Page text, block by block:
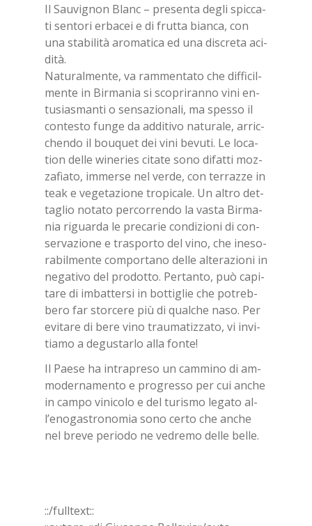
Il Sau­vi­gnon Blanc – pre­sen­ta de­gli spic­ca­
ti sen­to­ri er­ba­cei e di frut­ta bian­ca, con
una sta­bi­li­tà aro­ma­ti­ca ed una di­scre­ta aci­
di­tà.
Na­tu­ral­men­te, va ram­men­ta­to che dif­fi­cil­
men­te in Bir­ma­nia si sco­pri­ran­no vini en­
tu­sia­sman­ti o sen­sa­zio­na­li, ma spes­so il
con­te­sto fun­ge da ad­di­ti­vo na­tu­ra­le, ar­ric­
chen­do il bou­quet dei vini be­vu­ti. Le lo­ca­
tion del­le wi­ne­ries ci­ta­te sono di­fat­ti moz­
za­fia­to, im­mer­se nel ver­de, con ter­raz­ze in
teak e ve­ge­ta­zio­ne tro­pi­ca­le. Un al­tro det­
ta­glio no­ta­to per­cor­ren­do la va­sta Bir­ma­
nia ri­guar­da le pre­ca­rie con­di­zio­ni di con­
ser­va­zio­ne e tra­spor­to del vino, che ine­so­
ra­bil­men­te com­por­ta­no del­le al­te­ra­zio­ni in
ne­ga­ti­vo del pro­dot­to. Per­tan­to, può ca­pi­
ta­re di im­bat­ter­si in bot­ti­glie che po­treb­
be­ro far stor­ce­re più di qual­che naso. Per
evi­ta­re di bere vino trau­ma­tiz­za­to, vi in­vi­
tia­mo a de­gu­star­lo alla fon­te!
Il Pae­se ha in­tra­pre­so un cam­mi­no di am­
mo­der­na­men­to e pro­gres­so per cui an­che
in cam­po vi­ni­co­lo e del tu­ri­smo le­ga­to al­
l’e­no­ga­stro­no­mia sono cer­to che an­che
nel bre­ve pe­rio­do ne ve­dre­mo del­le bel­le.
::/full­text::